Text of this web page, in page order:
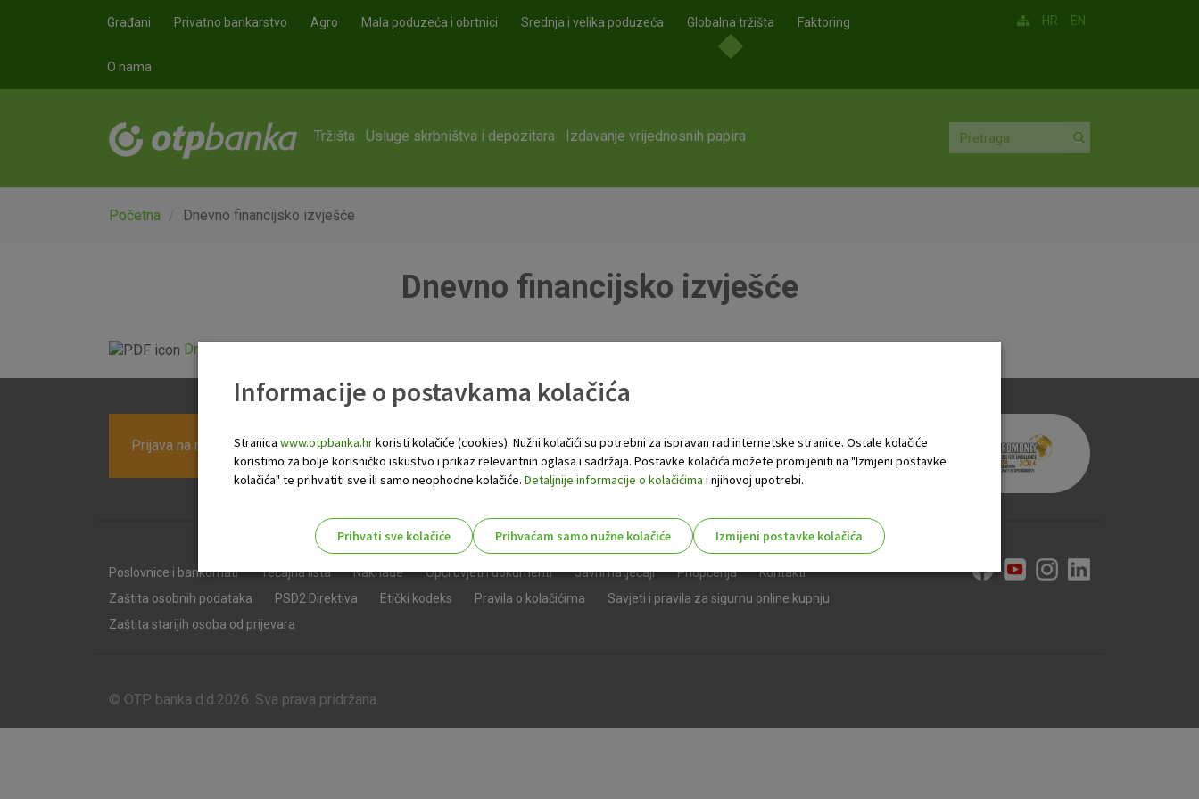
Građani Privatno bankarstvo Agro Mala poduzeća i obrtnici Srednja i velika poduzeća Globalna tržišta Faktoring
O nama
HR EN
Tržišta Usluge skrbništva i depozitara Izdavanje vrijednosnih papira
Početna Dnevno financijsko izvješće
Dnevno financijsko izvješće
Dnevno financijsko izvješće.pdf
Prijava na newsletter OTP banke
Poslovnice i bankomati Tečajna lista Naknade Opći uvjeti i dokumenti Javni natječaji Priopćenja
Kontakti
Zaštita osobnih podataka
PSD2 Direktiva Etički kodeks Pravila o kolačićima
Savjeti i pravila za sigurnu online kupnju
Zaštita starijih osoba od prijevara
© OTP banka d.d.2026. Sva prava pridržana.
Informacije o postavkama kolačića
Stranica www.otpbanka.hrkoristi kolačiće (cookies). Nužni kolačići su potrebni za ispravan rad internetske stranice. Ostale kolačiće
koristimo za bolje korisničko iskustvo i prikaz relevantnih oglasa i sadržaja. Postavke kolačića možete promijeniti na "Izmjeni postavke
kolačića" te prihvatiti sve ili samo neophodne kolačiće. Detaljnije informacije o kolačićima i njihovoj upotrebi.
Prihvati sve kolačiće Prihvaćam samo nužne kolačiće
Izmijeni postavke kolačića